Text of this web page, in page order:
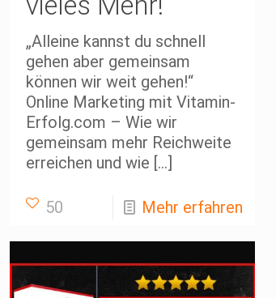
„Alleine kannst du schnell
gehen aber gemeinsam
können wir weit gehen!“
Online Marketing mit Vitamin-
Erfolg.com – Wie wir
gemeinsam mehr Reichweite
erreichen und wie […]
50 Mehr erfahren